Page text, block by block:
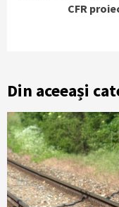
CFR
Din aceeași